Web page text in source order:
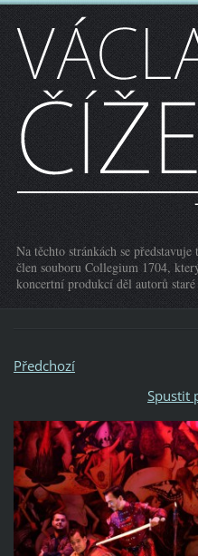
Na těchto stránkách se
člen souboru Collegium 1704,
koncertní produkcí děl autorů staré
Předchozí
Spustit